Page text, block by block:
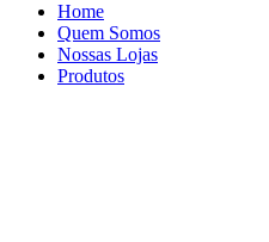
Home
Quem Somos
Nossas Lojas
Produtos